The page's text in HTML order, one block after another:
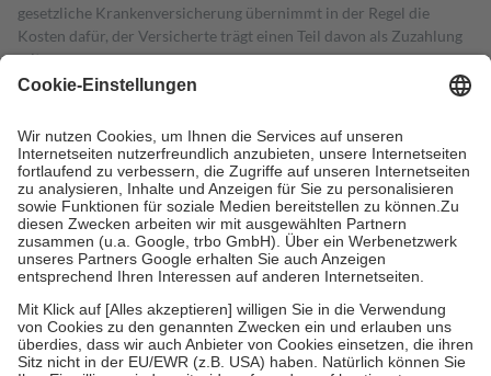
gesetzliche Krankenversicherung übernimmt in der Regel die
Kosten dafür, der Versicherte trägt einen Teil davon als Zuzahlung
mit.
Grundsätzlich leisten Mitglieder Zuzahlungen in Höhe von zehn
höchstens zehn Euro.
Es sind jedoch nie mehr als die tatsächlichen
Kosten der Leistung zu entrichten.
Diese Regeln gelten grundsätzlich auch für Online-Apotheken.
Bei Heilmitteln und häuslicher Krankenpflege beträgt die
Zuzahlung zehn Prozent der Kosten sowie zehn Euro je
Verordnung.
Um das Engagement der Versicherten für ihre eigene Gesundheit zu
stärken und die besondere Stellung der Familie zu unterstützen,
fallenkeine Zuzahlungenan bei:
• Kindern und Jugendlichen bis zum vollendeten 18. Lebensjahr
mit Ausnahme der Fahrkosten